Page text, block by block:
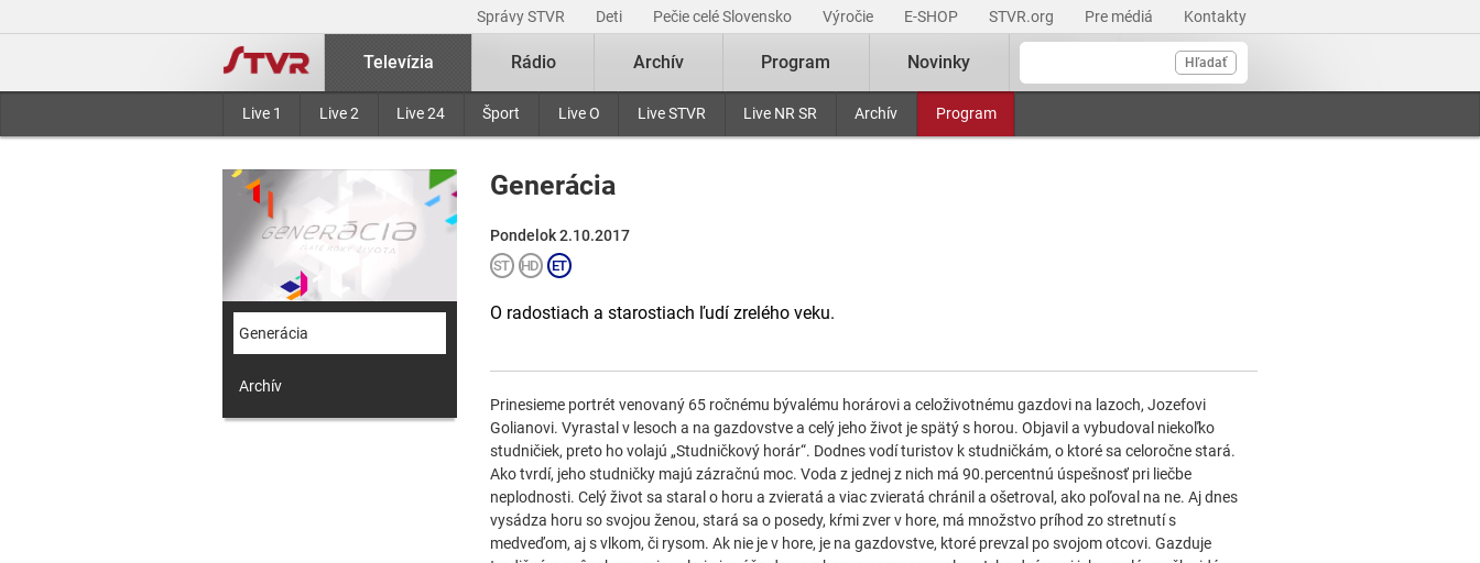
Správy STVR Deti Pečie celé Slovensko Výročie E-SHOP STVR.org Pre médiá Kontakty
Hľadať
Televízia
Live 1 Live 2 Live 24 Šport Live O Live STVR Live NR SR Archív Program
Rádio Archív Program Novinky
Generácia
Archív
Generácia
Pondelok 2.10.2017
O radostiach a starostiach ľudí zrelého veku.
Prinesieme portrét venovaný 65 ročnému bývalému horárovi a celoživotnému gazdovi na lazoch, Jozefovi
Golianovi. Vyrastal v lesoch a na gazdovstve a celý jeho život je spätý s horou. Objavil a vybudoval niekoľko
studničiek, preto ho volajú „Studničkový horár“. Dodnes vodí turistov k studničkám, o ktoré sa celoročne stará.
Ako tvrdí, jeho studničky majú zázračnú moc. Voda z jednej z nich má 90.percentnú úspešnosť pri liečbe
neplodnosti. Celý život sa staral o horu a zvieratá a viac zvieratá chránil a ošetroval, ako poľoval na ne. Aj dnes
vysádza horu so svojou ženou, stará sa o posedy, kŕmi zver v hore, má množstvo príhod zo stretnutí s
medveďom, aj s vlkom, či rysom. Ak nie je v hore, je na gazdovstve, ktoré prevzal po svojom otcovi. Gazduje